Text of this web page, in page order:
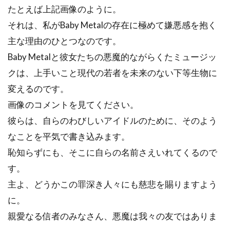
たとえば上記画像のように。
それは、私がBaby Metalの存在に極めて嫌悪感を抱く
主な理由のひとつなのです。
Baby Metalと彼女たちの悪魔的ながらくたミュージッ
クは、上手いこと現代の若者を未来のない下等生物に
変えるのです。
画像のコメントを見てください。
彼らは、自らのわびしいアイドルのために、そのよう
なことを平気で書き込みます。
恥知らずにも、そこに自らの名前さえいれてくるので
す。
主よ、どうかこの罪深き人々にも慈悲を賜りますよう
に。
親愛なる信者のみなさん、悪魔は我々の友ではありま